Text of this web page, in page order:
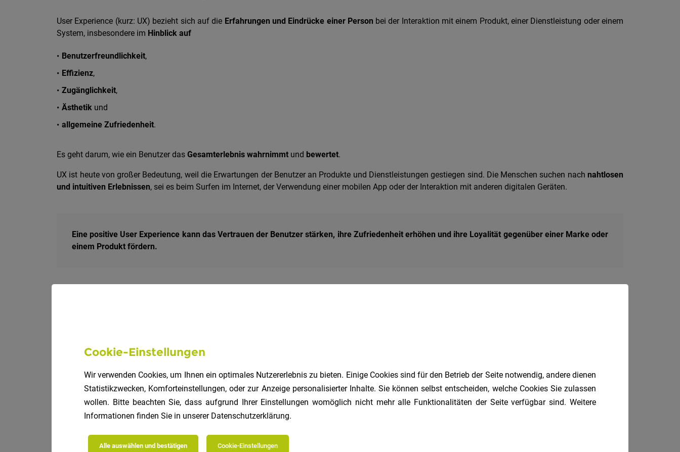
User Experience (kurz: UX) bezieht sich auf die Erfahrungen und Eindrücke einer Person bei der Interaktion mit einem Produkt, einer Dienstleistung oder einem
System, insbesondere im Hinblick auf
Benutzerfreundlichkeit,
Effizienz,
Zugänglichkeit,
Ästhetik und
allgemeine Zufriedenheit.
Es geht darum, wie ein Benutzer das Gesamterlebnis wahrnimmt und bewertet.
UX ist heute von großer Bedeutung, weil die Erwartungen der Benutzer an Produkte und Dienstleistungen gestiegen sind. Die Menschen suchen nach nahtlosen
und intuitiven Erlebnissen, sei es beim Surfen im Internet, der Verwendung einer mobilen App oder der Interaktion mit anderen digitalen Geräten.
Eine positive User Experience kann das Vertrauen der Benutzer stärken, ihre Zufriedenheit erhöhen und ihre Loyalität gegenüber einer Marke oder
einem Produkt fördern.
Berufsbild UX Designer
Ein UX-Designer ist für dieGestaltung von Benutzererfahrungen bei der Interaktion mit digitalen Produkten oder Dienstleistungen
Cookie-Einstellungen
Wir verwenden Cookies, um Ihnen ein optimales Nutzererlebnis zu bieten. Einige Cookies sind für den Betrieb der Seite notwendig, andere dienen
Statistikzwecken, Komforteinstellungen, oder zur Anzeige personalisierter Inhalte. Sie können selbst entscheiden, welche Cookies Sie zulassen
wollen. Bitte beachten Sie, dass aufgrund Ihrer Einstellungen womöglich nicht mehr alle Funktionalitäten der Seite verfügbar sind. Weitere
Informationen finden Sie in unserer Datenschutzerklärung.
Alle auswählen und bestätigen Cookie-Einstellungen